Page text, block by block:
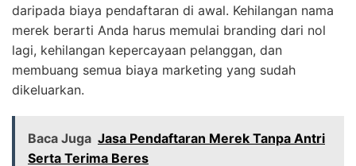
daripada biaya pendaftaran di awal. Kehilangan nama
merek berarti Anda harus memulai branding dari nol
lagi, kehilangan kepercayaan pelanggan, dan
membuang semua biaya marketing yang sudah
dikeluarkan.
Baca Juga Jasa Pendaftaran Merek Tanpa Antri
Serta Terima Beres